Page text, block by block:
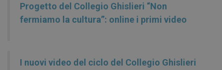
Progetto del Collegio Ghislieri “Non
fermiamo la cultura”: online i primi video
I nuovi video del ciclo del Collegio Ghislieri